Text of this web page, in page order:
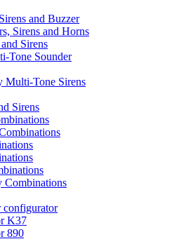
and Buzzer
Sirens and Horns
Sirens
Tone Sounder
Multi-Tone Sirens
Sirens
Combinations
configurator
K37
890